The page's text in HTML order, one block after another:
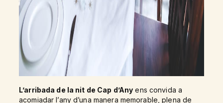
L’arribada de la nit de Cap d’Any ens convida a
acomiadar l’any d’una manera memorable, plena de